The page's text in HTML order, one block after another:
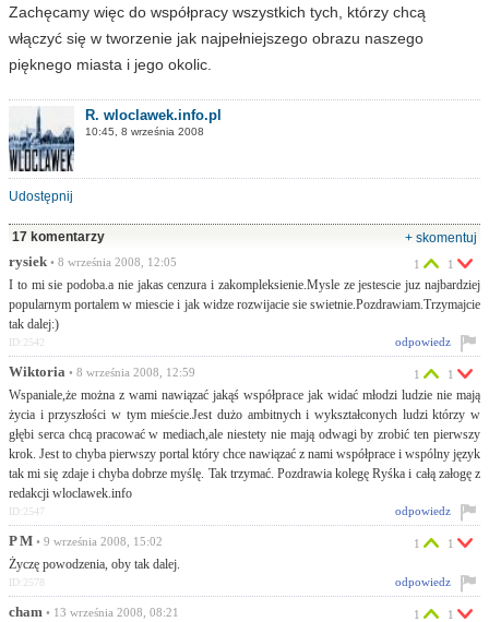
Zachęcamy więc do współpracy wszystkich tych, którzy chcą
włączyć się w tworzenie jak najpełniejszego obrazu naszego
pięknego miasta i jego okolic.
R. wloclawek.info.pl
10:45, 8 września 2008
Udostępnij
17 komentarzy
+ skomentuj
rysiek • 8 września 2008, 12:05
I to mi sie podoba.a nie jakas cenzura i zakompleksienie.Mysle ze jestescie juz najbardziej
popularnym portalem w miescie i jak widze rozwijacie sie swietnie.Pozdrawiam.Trzymajcie
tak dalej:)
1 1
odpowiedz
ID:2542
Wiktoria • 8 września 2008, 12:59
Wspaniale,że można z wami nawiązać jakąś współprace jak widać młodzi ludzie nie mają
życia i przyszłości w tym mieście.Jest dużo ambitnych i wykształconych ludzi którzy w
głębi serca chcą pracować w mediach,ale niestety nie mają odwagi by zrobić ten pierwszy
krok. Jest to chyba pierwszy portal który chce nawiązać z nami współprace i wspólny język
tak mi się zdaje i chyba dobrze myślę. Tak trzymać. Pozdrawia kolegę Ryśka i całą załogę z
redakcji wloclawek.info
1 1
odpowiedz
ID:2547
P M • 9 września 2008, 15:02
Życzę powodzenia, oby tak dalej.
1 1
odpowiedz
ID:2578
cham • 13 września 2008, 08:21 1 1